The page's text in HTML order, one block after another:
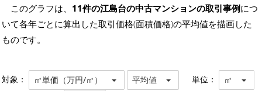
このグラフは、 11件の江島台の中古マンションの取引事例につ
いて各年ごとに算出した取引価格(面積価格)の平均値を描画した
ものです。
対象： ㎡単価（万円/㎡） 平均値 単位： ㎡